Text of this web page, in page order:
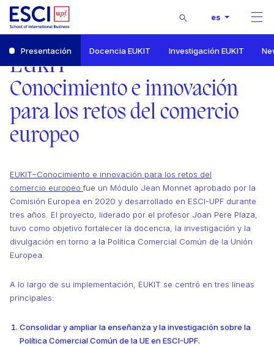
Buscar es
EUKIT - Conocimiento e innovación para los retos del comercio europeo
Presentación
Presentación Docencia EUKIT Investigación EUKIT
EUKIT
Conocimiento e innovación
para los retos del comercio
europeo
EUKIT–Conocimiento e innovación para los retos del
comercio europeofue un Módulo Jean Monnet aprobado por la
Comisión Europea en 2020 y desarrollado en ESCI-UPF durante
tres años. El proyecto, liderado por el profesor Joan Pere Plaza,
tuvo como objetivo fortalecer la docencia, la investigación y la
divulgación en torno a la Política Comercial Común de la Unión
Europea.
A lo largo de su implementación, EUKIT se centró en tres líneas
principales:
Consolidar y ampliar la enseñanza y la investigación sobre la
Política Comercial Común de la UE en ESCI-UPF.